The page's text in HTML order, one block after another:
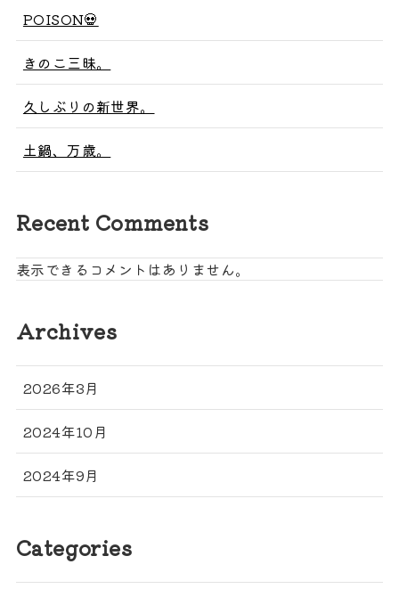
POISON💀
きのこ三昧。
久しぶりの新世界。
土鍋、万歳。
Recent Comments
表示できるコメントはありません。
Archives
2026年3月
2024年10月
2024年9月
Categories